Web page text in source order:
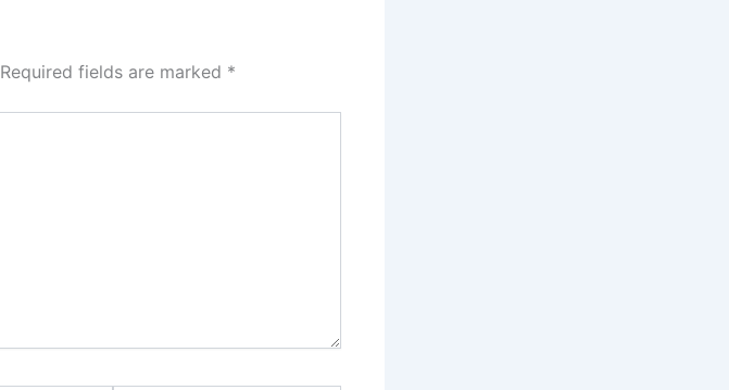
Required fields are marked *